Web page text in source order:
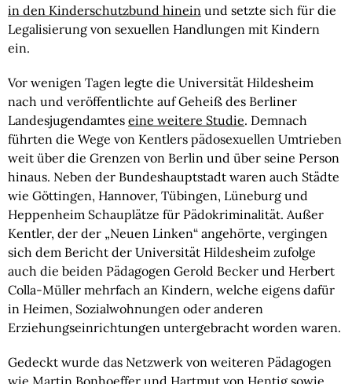
in den Kinderschutzbund hinein und setzte sich für die
Legalisierung von sexuellen Handlungen mit Kindern
ein.
Vor wenigen Tagen legte die Universität Hildesheim
nach und veröffentlichte auf Geheiß des Berliner
Landesjugendamtes eine weitere Studie. Demnach
führten die Wege von Kentlers pädosexuellen Umtrieben
weit über die Grenzen von Berlin und über seine Person
hinaus. Neben der Bundeshauptstadt waren auch Städte
wie Göttingen, Hannover, Tübingen, Lüneburg und
Heppenheim Schauplätze für Pädokriminalität. Außer
Kentler, der der „Neuen Linken“ angehörte, vergingen
sich dem Bericht der Universität Hildesheim zufolge
auch die beiden Pädagogen Gerold Becker und Herbert
Colla-Müller mehrfach an Kindern, welche eigens dafür
in Heimen, Sozialwohnungen oder anderen
Erziehungseinrichtungen untergebracht worden waren.
Gedeckt wurde das Netzwerk von weiteren Pädagogen
wie Martin Bonhoeffer und Hartmut von Hentig sowie